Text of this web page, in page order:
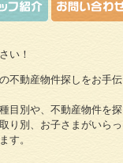
い！
不動産物件探しをお手伝
目別や、不動産物件を探
り別、お子さまがいらっ
す。